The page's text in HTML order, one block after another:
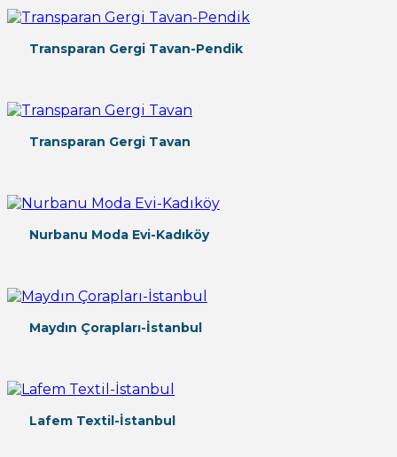
Transparan Gergi Tavan-Pendik
Transparan Gergi Tavan
Nurbanu Moda Evi-Kadıköy
Maydın Çorapları-İstanbul
Lafem Textil-İstanbul